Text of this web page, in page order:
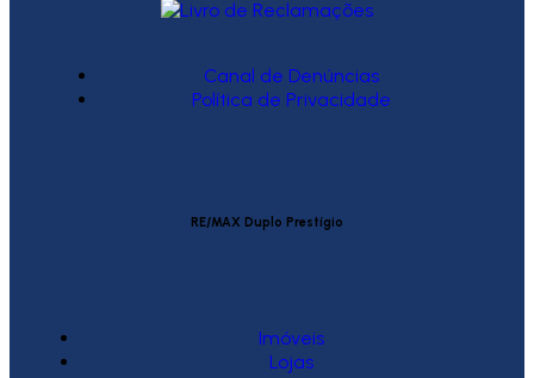
Canal de Denúncias
Política de Privacidade
RE/MAX Duplo Prestígio
Imóveis
Lojas